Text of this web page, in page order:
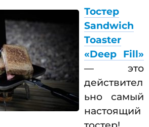
Тостер
Sandwich
Toaster
«Deep Fill»
— это
действител
ьно самый
настоящий